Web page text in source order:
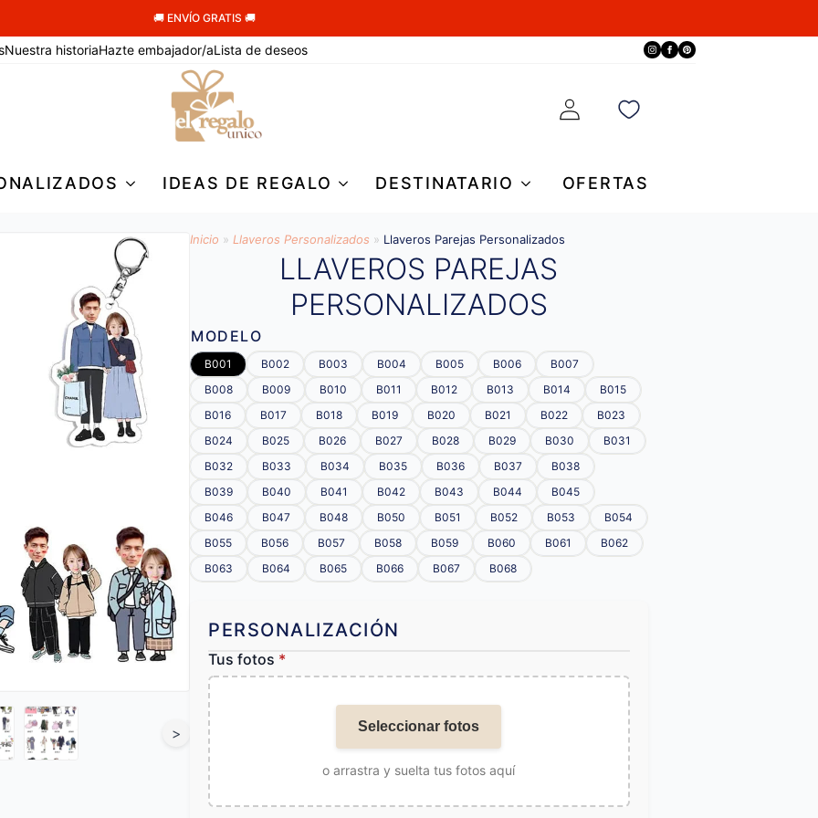
🚚 ENVÍO GRATIS 🚚
Nuestra historiaHazte embajador/aLista de deseos
IDEAS DE REGALO DESTINATARIO OFERTAS
>
Inicio » Llaveros Personalizados » Llaveros Parejas Personalizados
LLAVEROS PAREJAS
PERSONALIZADOS
MODELO
B001 B002 B003 B004 B005 B006
B007
B008
B009 B010 B011 B012 B013 B014
B015
B016
B017 B018 B019 B020 B021 B022
B023
B024
B025 B026 B027 B028 B029 B030
B031
B032
B033 B034 B035 B036 B037
B038
B039
B040 B041 B042 B043 B044
B045
B046
B047 B048 B050 B051 B052 B053
B054
B055
B056 B057 B058 B059 B060 B061
B062
B063
B064 B065 B066 B067 B068
PERSONALIZACIÓN
Tus fotos *
Seleccionar fotos
o arrastra y suelta tus fotos aquí